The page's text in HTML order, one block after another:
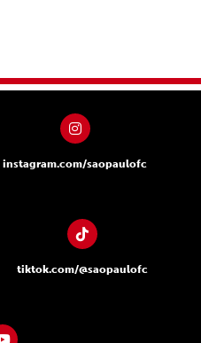
instagram.com/saopaulofc
tiktok.com/@saopaulofc